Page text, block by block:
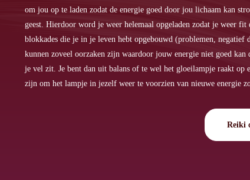
om jou op te laden zodat de energie goed door jou lichaam kan
geest. Hierdoor word je weer helemaal opgeladen zodat je weer
blokkades die je in je leven hebt opgebouwd (problemen,
kunnen zoveel oorzaken zijn waardoor jouw energie niet goed
je vel zit. Je bent dan uit balans of te wel het gloeilampje raakt op
zijn om het lampje in jezelf weer te voorzien van nieuwe energie
Reiki